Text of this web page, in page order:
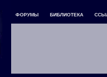
ФОРУМЫ БИБЛИОТЕКА